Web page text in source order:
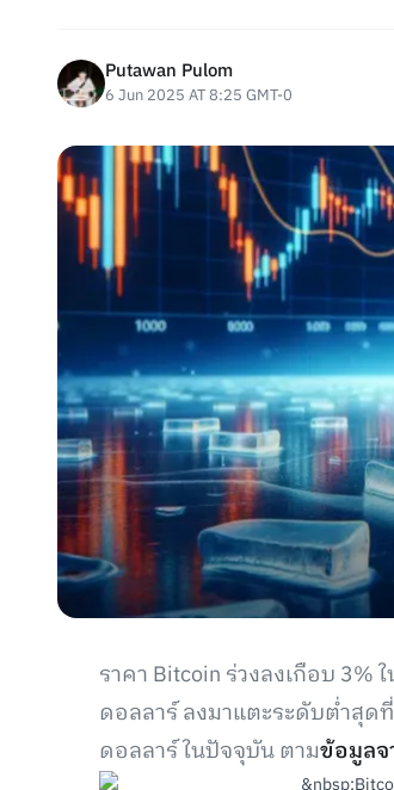
Putawan Pulom
6 Jun 2025 AT 8:25 GMT-0
ราคา Bitcoin ร่วงลงเกือบ 3%
ดอลลาร์ ลงมาแตะระดับต่ำสุด
ดอลลาร์ ในปัจจุบัน ตามข้อมูลจ